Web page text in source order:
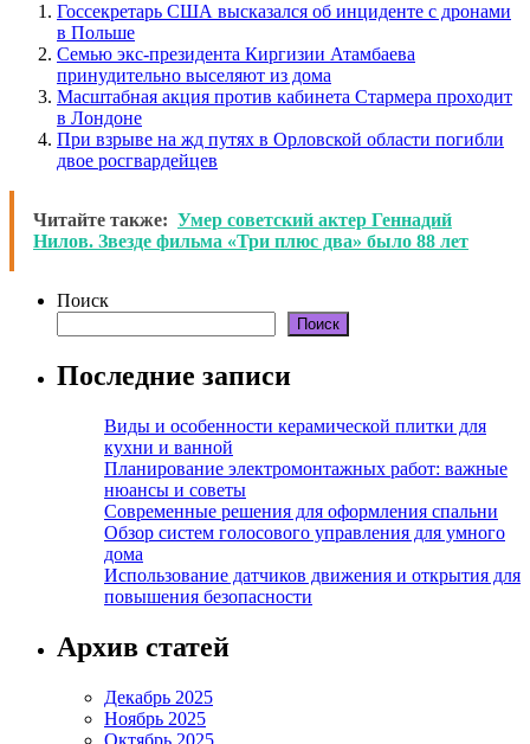
Госсекретарь США высказался об инциденте с дронами
в Польше
Семью экс-президента Киргизии Атамбаева
принудительно выселяют из дома
Масштабная акция против кабинета Стармера проходит
в Лондоне
При взрыве на жд путях в Орловской области погибли
двое росгвардейцев
Читайте также: Умер советский актер Геннадий
Нилов. Звезде фильма «Три плюс два» было 88 лет
Поиск
Поиск
Последние записи
Виды и особенности керамической плитки для
кухни и ванной
Планирование электромонтажных работ: важные
нюансы и советы
Современные решения для оформления спальни
Обзор систем голосового управления для умного
дома
Использование датчиков движения и открытия для
повышения безопасности
Архив статей
Декабрь 2025
Ноябрь 2025
Октябрь 2025